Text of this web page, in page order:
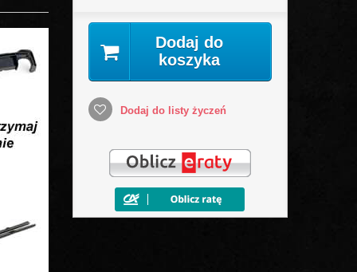
Dodaj do
koszyka
Dodaj do listy życzeń